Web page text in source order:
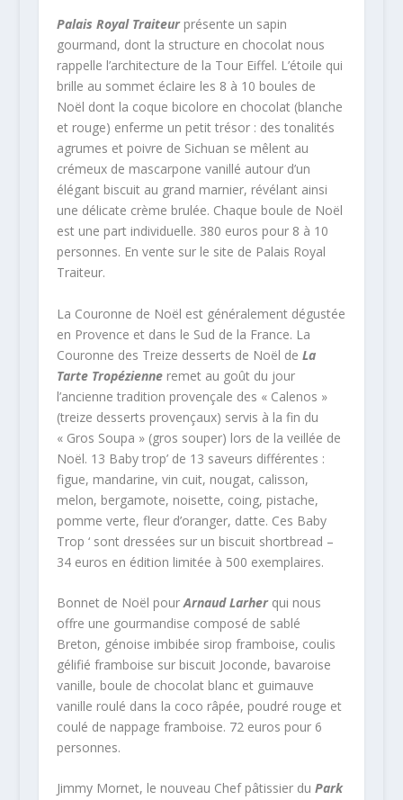
Palais Royal Traiteurprésente un sapin
gourmand, dont la structure en chocolat nous
rappelle l’architecture de la Tour Eiffel. L’étoile qui
brille au sommet éclaire les 8 à 10 boules de
Noël dont la coque bicolore en chocolat (blanche
et rouge) enferme un petit trésor : des tonalités
agrumes et poivre de Sichuan se mêlent au
crémeux de mascarpone vanillé autour d’un
élégant biscuit au grand marnier, révélant ainsi
une délicate crème brulée. Chaque boule de Noël
est une part individuelle. 380 euros pour 8 à 10
personnes. En vente sur le site de Palais Royal
Traiteur.
La Couronne de Noël est généralement dégustée
en Provence et dans le Sud de la France. La
Couronne des Treize desserts de Noël de La
Tarte Tropézienneremet au goût du jour
l’ancienne tradition provençale des « Calenos »
(treize desserts provençaux) servis à la fin du
« Gros Soupa » (gros souper) lors de la veillée de
Noël. 13 Baby trop’ de 13 saveurs différentes :
figue, mandarine, vin cuit, nougat, calisson,
melon, bergamote, noisette, coing, pistache,
pomme verte, fleur d’oranger, datte. Ces Baby
Trop ‘ sont dressées sur un biscuit shortbread –
34 euros en édition limitée à 500 exemplaires.
Bonnet de Noël pourArnaud Larherqui nous
offre une gourmandise composé de sablé
Breton, génoise imbibée sirop framboise, coulis
gélifié framboise sur biscuit Joconde, bavaroise
vanille, boule de chocolat blanc et guimauve
vanille roulé dans la coco râpée, poudré rouge et
coulé de nappage framboise. 72 euros pour 6
personnes.
Jimmy Mornet, le nouveau Chef pâtissier du Park